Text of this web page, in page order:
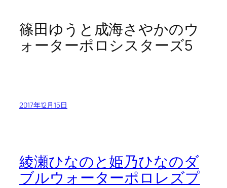
篠田ゆうと成海さやかのウ
ォーターポロシスターズ5
2017年12月15日
綾瀬ひなのと姫乃ひなのダ
ブルウォーターポロレズプ